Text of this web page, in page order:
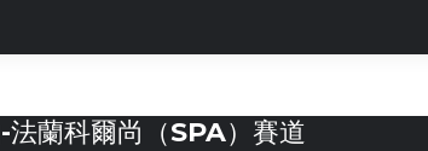
蘭科爾尚（SPA）賽道